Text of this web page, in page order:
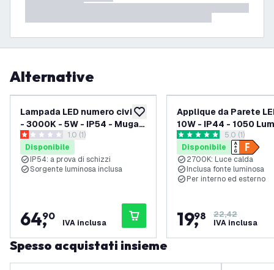
Alternative
aggiungi alla lista desideri
Lampada LED numero civico
- 3000K - 5W - IP54 - Muga -
Antraciteapri il cassetto delle recensioni
1 stelle di valutazione
1.0 (1)
Disponibile
IP54: a prova di schizzi
Sorgente luminosa inclusa
64,
90
IVA inclusa
Applique da Parete
10W - IP44 - 1050
apri il
5 stelle di valutazione
5.0 (1)
Disponibile
2700K: Luce calda
Inclusa fonte luminosa
Per interno ed esterno
19,
98
22,42
IVA inclusa
Spesso acquistati insieme